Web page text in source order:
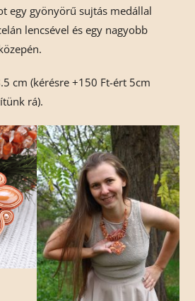
egy gyönyörű sujtás medállal
lencsével és egy nagyobb
cm (kérésre +150 Ft-ért 5cm
rá).